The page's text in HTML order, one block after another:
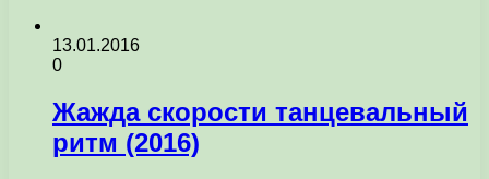
13.01.2016
0
Жажда скорости танцевальный
ритм (2016)